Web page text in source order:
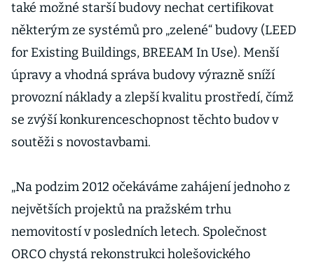
také možné starší budovy nechat certifikovat
některým ze systémů pro „zelené“ budovy (LEED
for Existing Buildings, BREEAM In Use). Menší
úpravy a vhodná správa budovy výrazně sníží
provozní náklady a zlepší kvalitu prostředí, čímž
se zvýší konkurenceschopnost těchto budov v
soutěži s novostavbami.
„Na podzim 2012 očekáváme zahájení jednoho z
největších projektů na pražském trhu
nemovitostí v posledních letech. Společnost
ORCO chystá rekonstrukci holešovického